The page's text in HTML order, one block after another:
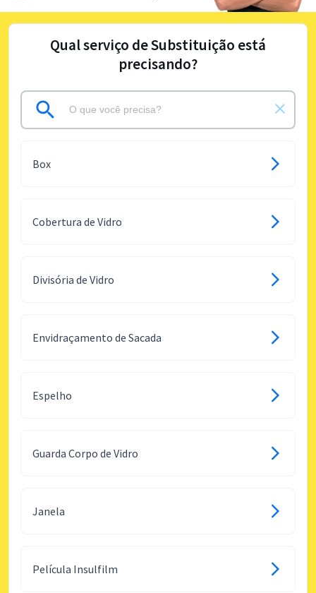
Qual serviço de Substituição está
precisando?
Box
Cobertura de Vidro
Divisória de Vidro
Envidraçamento de Sacada
Espelho
Guarda Corpo de Vidro
Janela
Película Insulfilm